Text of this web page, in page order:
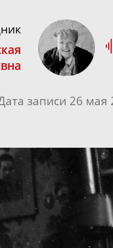
записи 26